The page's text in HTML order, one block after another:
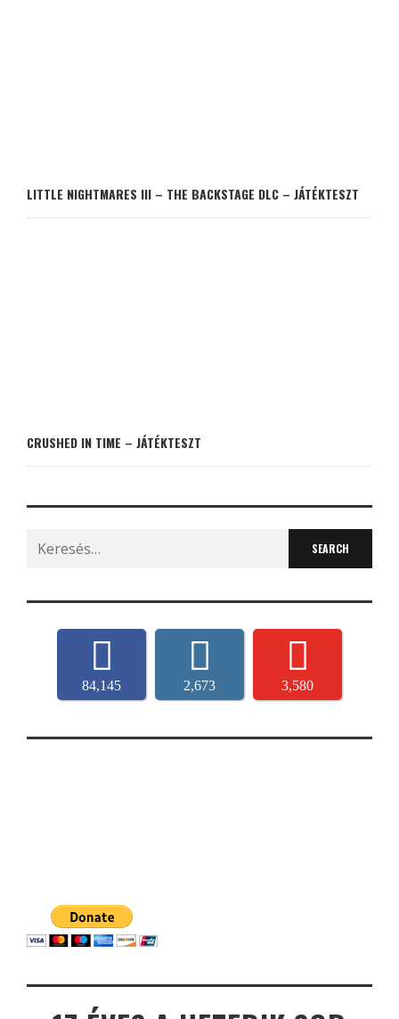
LITTLE NIGHTMARES III – THE BACKSTAGE DLC – JÁTÉKTESZT
CRUSHED IN TIME – JÁTÉKTESZT
Search
for:
84,145 2,673 3,580